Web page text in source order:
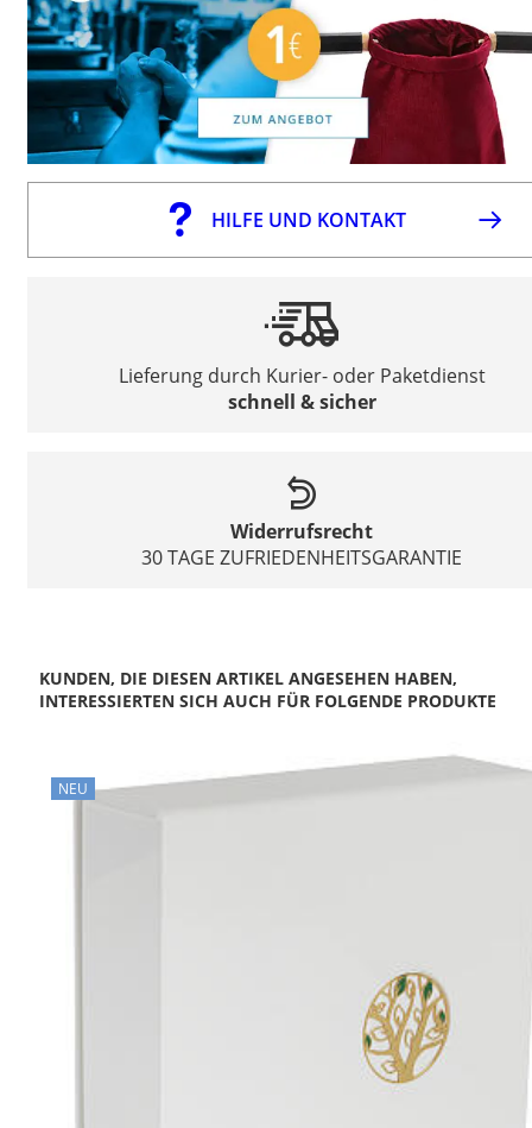
HILFE UND KONTAKT
Lieferung durch Kurier- oder Paketdienst
schnell & sicher
Widerrufsrecht
30 TAGE ZUFRIEDENHEITSGARANTIE
KUNDEN, DIE DIESEN ARTIKEL ANGESEHEN HABEN,
INTERESSIERTEN SICH AUCH FÜR FOLGENDE PRODUKTE
NEU